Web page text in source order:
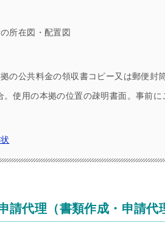
所在図・配置図
の公共料金の領収書コピー又は郵便封
。使用の本拠の位置の疎明書面。事前に
請代理（書類作成・申請代